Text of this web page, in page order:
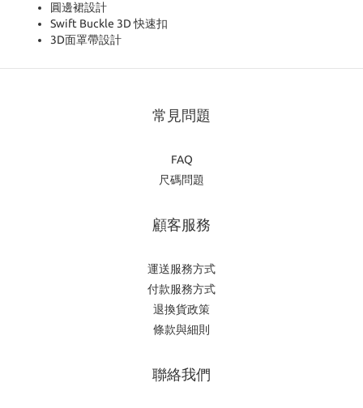
圓邊裙設計
Swift Buckle 3D 快速扣
3D面罩帶設計
常見問題
FAQ
尺碼問題
顧客服務
運送服務方式
付款服務方式
退換貨政策
條款與細則
聯絡我們